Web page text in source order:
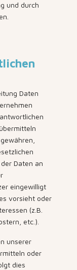
und durch
Daten
Daten an
eingewilligt
vorsieht oder
(z.B.
etc.).
unserer
oder
dies